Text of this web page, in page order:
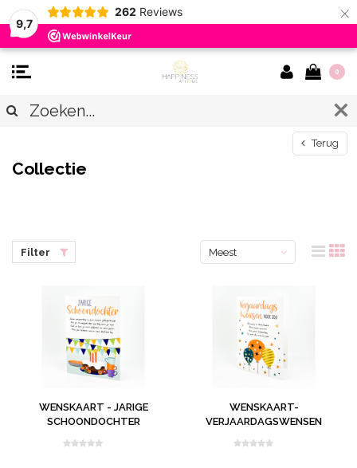
9,7
262 Reviews ×
0
Terug
Collectie
Filter
Meest
WENSKAART - JARIGE
SCHOONDOCHTER
WENSKAART-
VERJAARDAGSWENSEN